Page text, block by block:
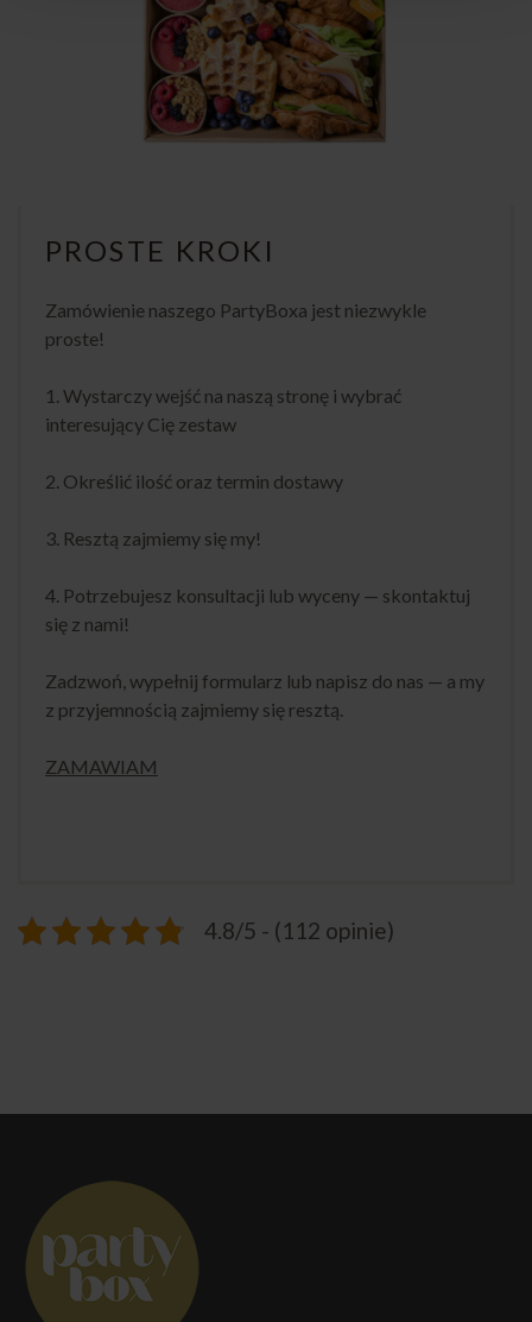
PROSTE KROKI
Zamówienie naszego PartyBoxa jest niezwykle
proste!
1. Wystarczy wejść na naszą stronę i wybrać
interesujący Cię zestaw
2. Określić ilość oraz termin dostawy
3. Resztą zajmiemy się my!
4. Potrzebujesz konsultacji lub wyceny — skontaktuj
się z nami!
Zadzwoń, wypełnij formularz lub napisz do nas — a my
z przyjemnością zajmiemy się resztą.
ZAMAWIAM
4.8/5 - (112 opinie)